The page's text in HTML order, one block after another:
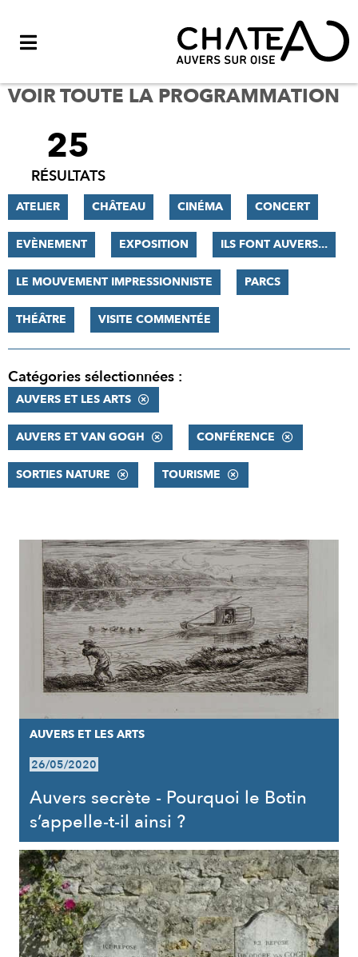
VOIR TOUTE LA PROGRAMMATION
FILTRER
RÉSULTATS
25
RÉSULTATS
ATELIER CHÂTEAU CINÉMA CONCERT
EVÈNEMENT EXPOSITION ILS FONT AUVERS...
LE MOUVEMENT IMPRESSIONNISTE PARCS
THÉÂTRE VISITE COMMENTÉE
Catégories sélectionnées :
AUVERS ET LES ARTS
AUVERS ET VAN GOGH CONFÉRENCE
SORTIES NATURE TOURISME
RÉSULTATS
AUVERS ET LES ARTS
26/05/2020
Auvers secrète - Pourquoi le Botin
s’appelle-t-il ainsi ?